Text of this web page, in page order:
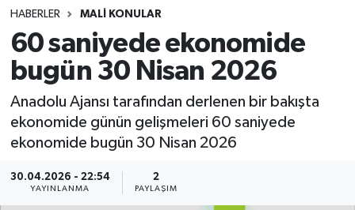
HABERLER MALİ KONULAR
60 saniyede ekonomide
bugün 30 Nisan 2026
Anadolu Ajansı tarafından derlenen bir bakışta
ekonomide günün gelişmeleri 60 saniyede
ekonomide bugün 30 Nisan 2026
30.04.2026 - 22:54
YAYINLANMA
2
PAYLAŞIM
YARIŞMA/ETKİNLİKLER
ANKET
MEVZUAT/KARARLAR